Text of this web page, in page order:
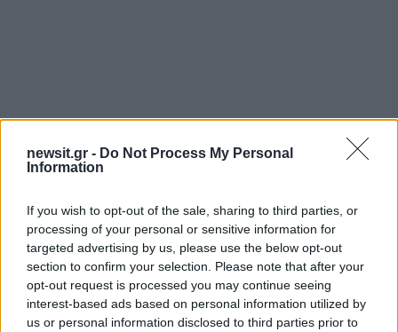
newsit.gr - Do Not Process My Personal
Information
If you wish to opt-out of the sale, sharing to third parties, or
processing of your personal or sensitive information for
targeted advertising by us, please use the below opt-out
section to confirm your selection. Please note that after your
opt-out request is processed you may continue seeing
interest-based ads based on personal information utilized by
us or personal information disclosed to third parties prior to
Αν τα χάσατε